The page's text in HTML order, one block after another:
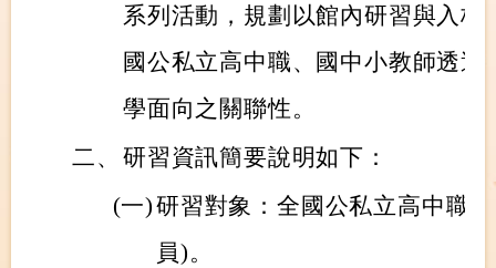
系列活動，規劃以館內研習與入校
國公私立高中職、國中小教師透
學面向之關聯性。
二、 研習資訊簡要說明如下：
(一)研習對象：全國公私立高中職
員)。